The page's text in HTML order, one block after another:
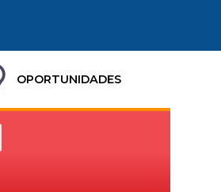
OPORTUNIDADES